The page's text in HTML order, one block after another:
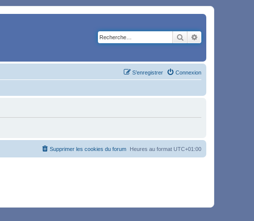
Rechercher
Connexion
S’enregistrer
Heures au format UTC+01:00
Supprimer les cookies du forum